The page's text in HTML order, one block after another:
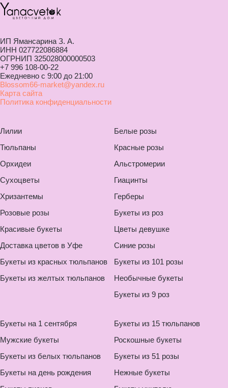
ИП Ямансарина З. А.
ИНН 027722086884
ОГРНИП 325028000000503
+7 996 108-00-22
Ежедневно с 9:00 до 21:00
Blossom66-market@yandex.ru
Карта сайта
Политика конфиденциальности
Лилии
Тюльпаны
Орхидеи
Сухоцветы
Хризантемы
Розовые розы
Красивые букеты
Доставка цветов в Уфе
Букеты из красных тюльпанов
Букеты из желтых тюльпанов
Белые розы
Красные розы
Альстромерии
Гиацинты
Герберы
Букеты из роз
Цветы девушке
Синие розы
Букеты из 101 розы
Необычные букеты
Букеты из 9 роз
Букеты на 1 сентября
Мужские букеты
Букеты из белых тюльпанов
Букеты на день рождения
Букеты из 15 тюльпанов
Роскошные букеты
Букеты из 51 розы
Нежные букеты